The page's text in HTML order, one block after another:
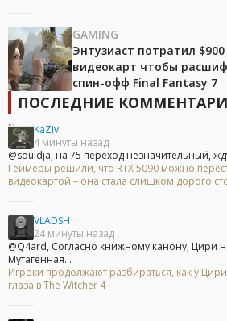
GAMING
Энтузиаст потратил
видеокарт чтобы
спин-офф Final Fantasy 7
ПОСЛЕДНИЕ
KaZiv
4 минуты назад
@souldja, на 75 переход незначительный,
Геймеры решили, что RTX 5090 можно
видеокартой – она стала слишком дорого
VLADSH
24 минуты назад
@Q4ard, Согласно книжному канону, Цири
Мутагенная...
Игроки продолжают разбираться, как у
глаза в The Witcher 4